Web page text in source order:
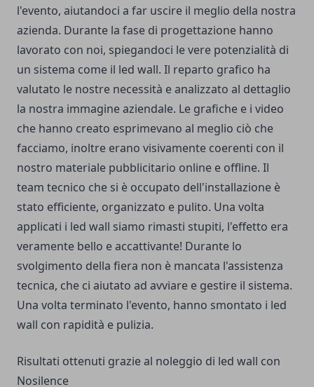
l'evento, aiutandoci a far uscire il meglio della nostra
azienda. Durante la fase di progettazione hanno
lavorato con noi, spiegandoci le vere potenzialità di
un sistema come il led wall. Il reparto grafico ha
valutato le nostre necessità e analizzato al dettaglio
la nostra immagine aziendale. Le grafiche e i video
che hanno creato esprimevano al meglio ciò che
facciamo, inoltre erano visivamente coerenti con il
nostro materiale pubblicitario online e offline. Il
team tecnico che si è occupato dell'installazione è
stato efficiente, organizzato e pulito. Una volta
applicati i led wall siamo rimasti stupiti, l'effetto era
veramente bello e accattivante! Durante lo
svolgimento della fiera non è mancata l'assistenza
tecnica, che ci aiutato ad avviare e gestire il sistema.
Una volta terminato l'evento, hanno smontato i led
wall con rapidità e pulizia.
Risultati ottenuti grazie al noleggio di led wall con
Nosilence